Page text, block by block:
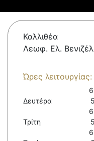
Καλλιθέα
Λεωφ. Ελ.
Ώρες λειτουργίας:
Δευτέρα
Τρίτη